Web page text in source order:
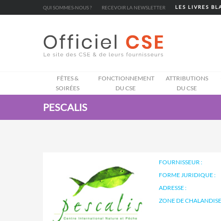
QUI SOMMES-NOUS ? RECEVOIR LA NEWSLETTER LES LIVRES
FÊTES &
SOIRÉES
FONCTIONNEMENT
DU CSE
ATTRIBUTIONS
DU CSE
PESCALIS
FOURNISSEUR :
FORME JURIDIQUE :
ADRESSE :
ZONE DE
Cookies management panel